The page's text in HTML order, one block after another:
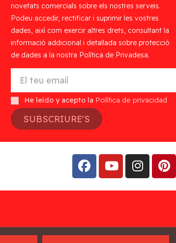
novetats comercials sobre els nostres serveis.
Podeu accedir, rectificar i suprimir les vostres
dades, així com exercir altres drets, consultant la
informació addicional i detallada sobre protecció
de dades a la nostra Política de Privadesa.
He leído y acepto la Política de privacidad
SUBSCRIURE'S